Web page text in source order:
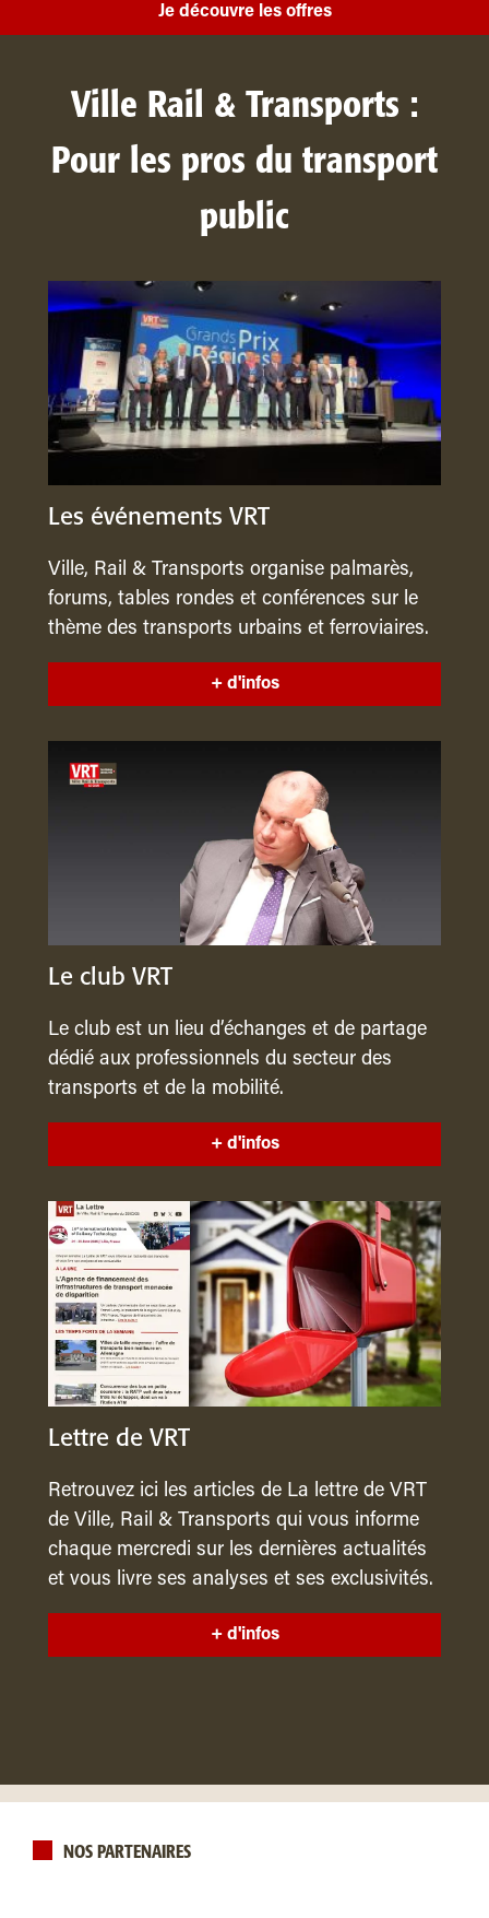
Je découvre les offres
Ville Rail & Transports :
Pour les pros du transport
public
Les événements VRT
Ville, Rail & Transports organise palmarès,
forums, tables rondes et conférences sur le
thème des transports urbains et ferroviaires.
+ d'infos
Le club VRT
Le club est un lieu d’échanges et de partage
dédié aux professionnels du secteur des
transports et de la mobilité.
+ d'infos
Lettre de VRT
Retrouvez ici les articles de La lettre de VRT
de Ville, Rail & Transports qui vous informe
chaque mercredi sur les dernières actualités
et vous livre ses analyses et ses exclusivités.
+ d'infos
NOS PARTENAIRES